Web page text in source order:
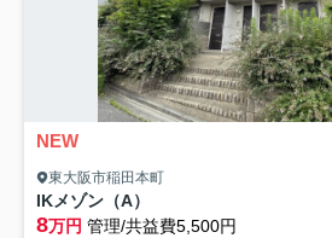
NEW
東大阪市稲田本町
IKメゾン（A）
8万円 管理/共益費5,500円